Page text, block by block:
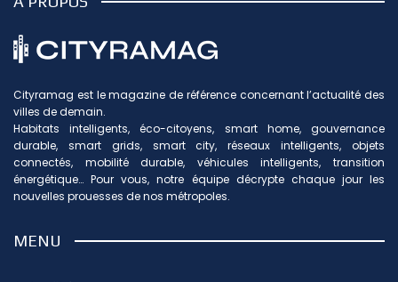
Cityramag est le magazine de référence concernant l’actualité des
villes de demain.
Habitats intelligents, éco-citoyens, smart home, gouvernance
durable, smart grids, smart city, réseaux intelligents, objets
connectés, mobilité durable, véhicules intelligents, transition
énergétique… Pour vous, notre équipe décrypte chaque jour les
nouvelles prouesses de nos métropoles.
MENU